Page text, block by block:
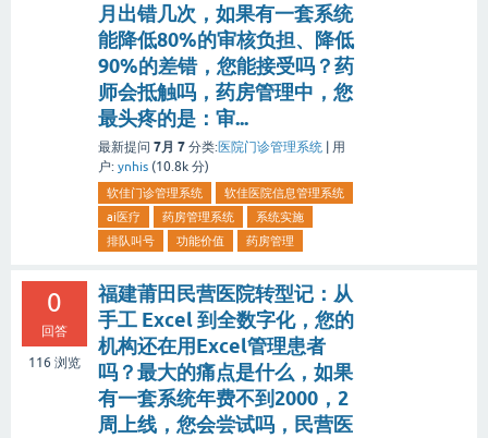
月出错几次，如果有一套系统
能降低80%的审核负担、降低
90%的差错，您能接受吗？药
师会抵触吗，药房管理中，您
最头疼的是：审...
最新提问 7月 7 分类:医院门诊管理系统
用
户: ynhis (10.8k 分)
软佳门诊管理系统
软佳医院信息管理系统
ai医疗
药房管理系统
系统实施
排队叫号
功能价值 药房管理
0
回答
116 浏览
福建莆田民营医院转型记：从
手工 Excel 到全数字化，您的
机构还在用Excel管理患者
吗？最大的痛点是什么，如果
有一套系统年费不到2000，2
周上线，您会尝试吗，民营医